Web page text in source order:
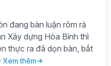
đang bàn luận rôm rả
Xây dựng Hòa Bình thì
thực ra đã dọn bàn, bắt
Xem thêm